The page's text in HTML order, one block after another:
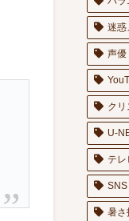
迷惑
声優
クリ
U-
テレ
SNS
暑さ